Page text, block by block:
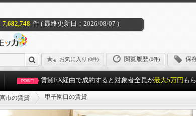
7,682,748 件 ( 最終更新日：2026/08/07 )
お気に入り (0件) 閲覧履歴(0件) 保
POINT! 賃貸EX経由で成約すると対象者全員が最大5万円 も
市の賃貸 甲子園口の賃貸